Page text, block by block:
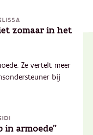
zomaar in het
Ze vertelt meer
bij
in armoede"